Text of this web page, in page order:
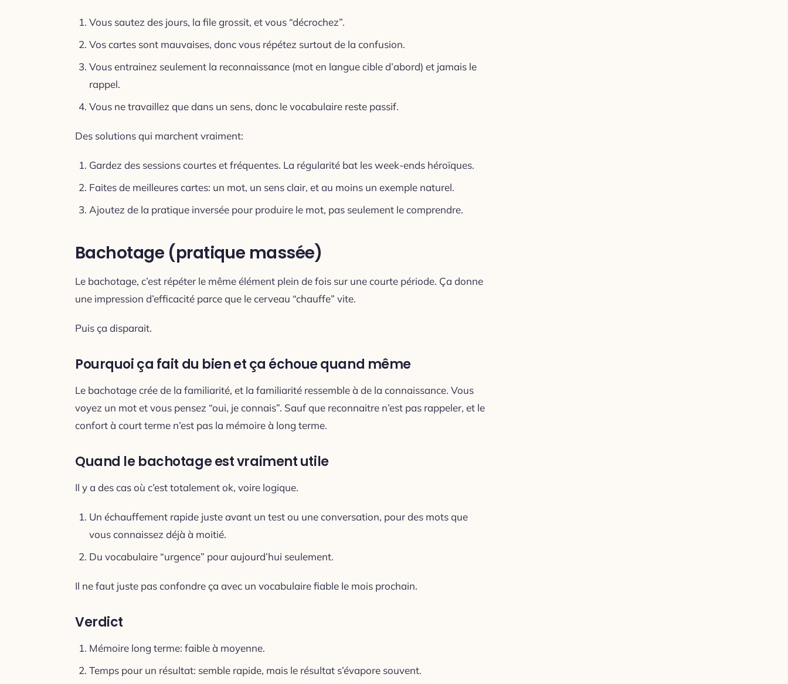
Vous sautez des jours, la file grossit, et vous “décrochez”.
Vos cartes sont mauvaises, donc vous répétez surtout de la confusion.
Vous entrainez seulement la reconnaissance (mot en langue cible d’abord) et jamais le
rappel.
Vous ne travaillez que dans un sens, donc le vocabulaire reste passif.
Des solutions qui marchent vraiment:
Gardez des sessions courtes et fréquentes. La régularité bat les week-ends héroïques.
Faites de meilleures cartes: un mot, un sens clair, et au moins un exemple naturel.
Ajoutez de la pratique inversée pour produire le mot, pas seulement le comprendre.
Bachotage (pratique massée)
Le bachotage, c’est répéter le même élément plein de fois sur une courte période. Ça donne
une impression d’efficacité parce que le cerveau “chauffe” vite.
Puis ça disparait.
Pourquoi ça fait du bien et ça échoue quand même
Le bachotage crée de la familiarité, et la familiarité ressemble à de la connaissance. Vous
voyez un mot et vous pensez “oui, je connais”. Sauf que reconnaitre n’est pas rappeler, et le
confort à court terme n’est pas la mémoire à long terme.
Quand le bachotage est vraiment utile
Il y a des cas où c’est totalement ok, voire logique.
Un échauffement rapide juste avant un test ou une conversation, pour des mots que
vous connaissez déjà à moitié.
Du vocabulaire “urgence” pour aujourd’hui seulement.
Il ne faut juste pas confondre ça avec un vocabulaire fiable le mois prochain.
Verdict
Mémoire long terme: faible à moyenne.
Temps pour un résultat: semble rapide, mais le résultat s’évapore souvent.